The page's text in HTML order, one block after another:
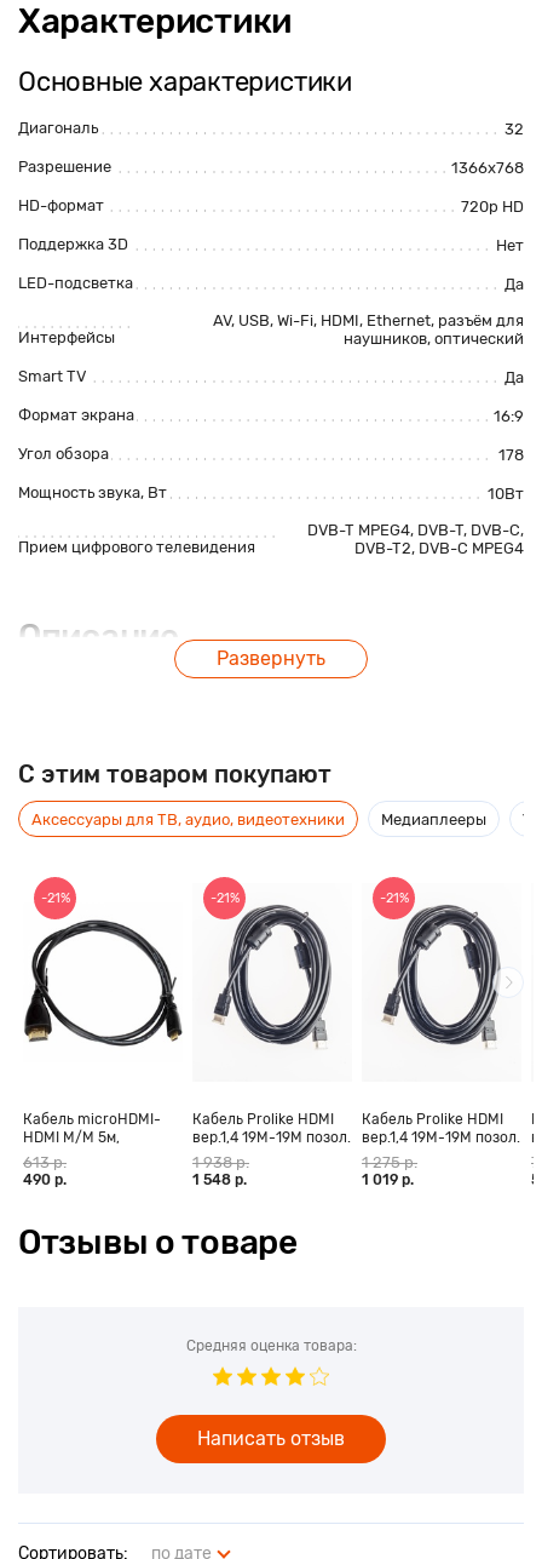
Характеристики
Основные характеристики
Диагональ 32
Разрешение 1366x768
HD-формат 720p HD
Поддержка 3D Нет
LED-подсветка Да
Интерфейсы
AV, USB, Wi-Fi, HDMI, Ethernet, разъём для
наушников, оптический
Smart TV Да
Формат экрана 16:9
Угол обзора 178
Мощность звука, Вт 10Вт
Прием цифрового телевидения
DVB-T MPEG4, DVB-T, DVB-C,
DVB-T2, DVB-C MPEG4
Описание
функциональный пульт дистанционного управления с
прямым выходом на Смарт-контент. Стабильную работу и
качество изображения обеспечивают 4х ядерный
Развернуть
C этим товаром покупают
Аксессуары для ТВ, аудио, видеотехники Медиаплееры
-21%
Кабель microHDMI-
HDMI M/M 5м,
позолоченные
контакты Blister box
613 р.
490 р.
-21%
Кабель Prolike HDMI
вер.1,4 19М-19М позол.
конт., ферритовые
кольца, 30 м
1 938 р.
1 548 р.
-21%
Кабель Prolike HDMI
вер.1,4 19М-19М позол.
конт., ферритовые
кольца, 20 м
1 275 р.
1 019 р.
Отзывы о товаре
Сортировать: по дате
Средняя оценка товара:
Написать отзыв